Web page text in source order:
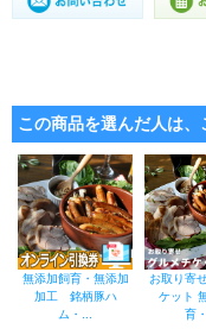
この商品を選んだ人は、
無添加飼育・無添加
加工 銘柄豚ハ
ム・...
お取り寄
ケット
育・